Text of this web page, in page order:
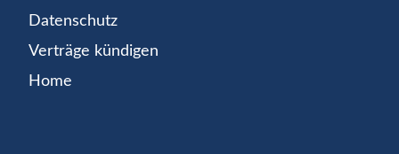
Datenschutz
Verträge kündigen
Home